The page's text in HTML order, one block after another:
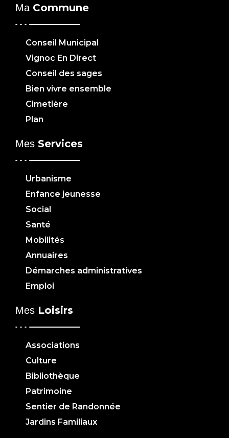
Ma Commune
Conseil Municipal
Vignoc En Direct
Conseil des sages
Bien vivre ensemble
Cimetière
Plan
Mes Services
Urbanisme
Enfance jeunesse
Social
Santé
Mobilités
Annuaires
Démarches administratives
Emploi
Mes Loisirs
Associations
Culture
Bibliothèque
Patrimoine
Sentier de Randonnée
Jardins Familiaux